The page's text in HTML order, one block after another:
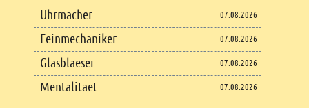
Uhrmacher 07.08.2026
Feinmechaniker 07.08.2026
Glasblaeser 07.08.2026
Mentalitaet 07.08.2026